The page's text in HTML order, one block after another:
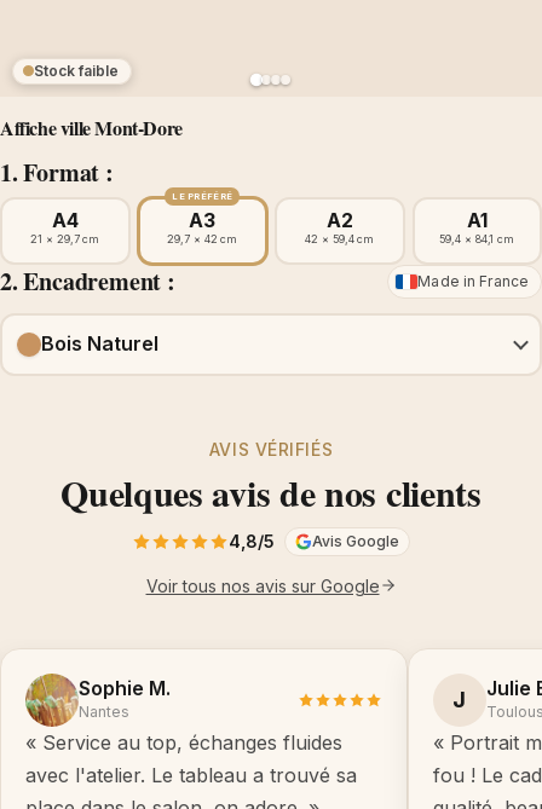
Affiche ville Mont-Dore
1. Format :
Stock faible
A4
21 × 29,7 cm
LE PRÉFÉRÉ
A3
29,7 × 42 cm
A2
42 × 59,4 cm
A1
59,4 × 84,1 cm
2. Encadrement : Made in France
Bois Naturel
AVIS VÉRIFIÉS
Quelques avis de nos clients
4,8/5 Avis Google
Voir tous nos avis sur Google
Sophie M.
Nantes
« Service au top, échanges fluides
avec l'atelier. Le tableau a trouvé sa
J Julie
« Portrait
fou ! Le